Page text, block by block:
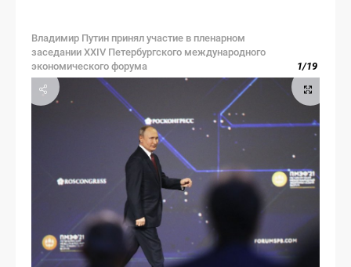
Владимир Путин принял участие в пленарном
заседании XXIV Петербургского международного
экономического форума
1/19